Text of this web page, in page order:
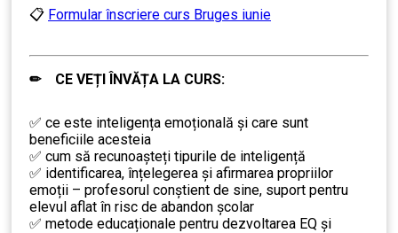
📋 Formular înscriere curs Bruges iunie
✏ CE VEȚI ÎNVĂȚA LA CURS:
✅ ce este inteligența emoțională și care sunt
beneficiile acesteia
✅ cum să recunoașteți tipurile de inteligență
✅ identificarea, înțelegerea și afirmarea propriilor
emoții – profesorul conștient de sine, suport pentru
elevul aflat în risc de abandon școlar
✅ metode educaționale pentru dezvoltarea EQ și